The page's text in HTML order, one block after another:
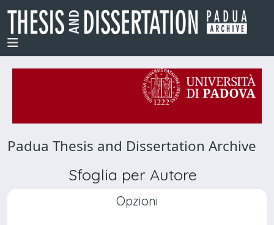
Padua Thesis and Dissertation Archive
Sfoglia per Autore
Opzioni